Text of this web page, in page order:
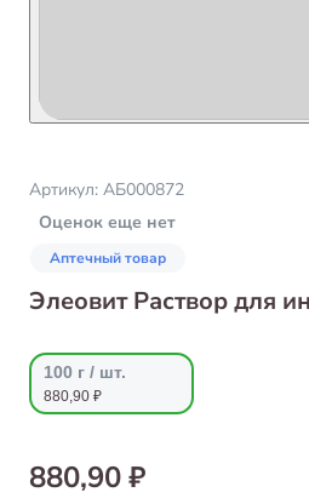
Артикул: АБ000872
Оценок еще нет
Аптечный товар
Элеовит Раствор для
100 г / шт.
880,90 ₽
880,90 ₽